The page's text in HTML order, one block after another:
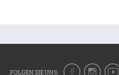
FOLGEN SIE UNS: